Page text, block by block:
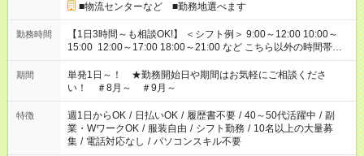
■物流センターなど ■勤務地選べます
勤務時間
【1日3時間～も相談OK!】 ＜シフト例＞ 9:00～12:00 10:00～
15:00 12:00～17:00 18:00～21:00 など こちら以外の時間帯も
お気軽にご相談ください！
期間
単発1日～！ ★勤務開始日や期間はお気軽にご相談くださ
い！ ＃8月～ ＃9月～
特徴 週1日からOK / 日払いOK / 履歴書不要 / 40～50代活躍中 / 副
業・WワークOK / 服装自由 / シフト勤務 / 10名以上の大量募
集 / 電話対応なし / パソコンスキル不要